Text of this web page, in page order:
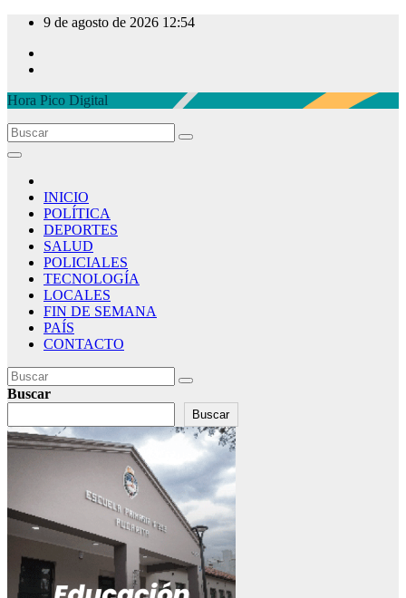
contenido
9 de agosto de 2026 12:54
Hora Pico Digital
INICIO
POLÍTICA
DEPORTES
SALUD
POLICIALES
TECNOLOGÍA
LOCALES
FIN DE SEMANA
PAÍS
CONTACTO
Buscar
Buscar